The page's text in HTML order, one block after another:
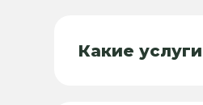
Какие